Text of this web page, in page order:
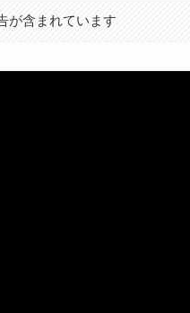
が含まれています